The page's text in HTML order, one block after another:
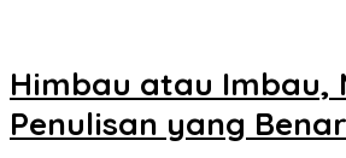
Himbau atau Imbau,
Penulisan yang